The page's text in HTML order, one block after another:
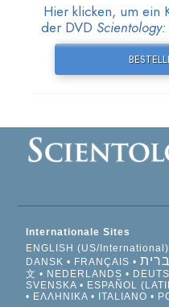
Hier klicken, um ein
der DVD
Internationale Sites
ENGLISH (US/International)
DANSK
FRANÇAIS
文
NEDERLANDS
SVENSKA
ESPAÑOL
ΕΛΛΗΝΙΚA
ITALIANO